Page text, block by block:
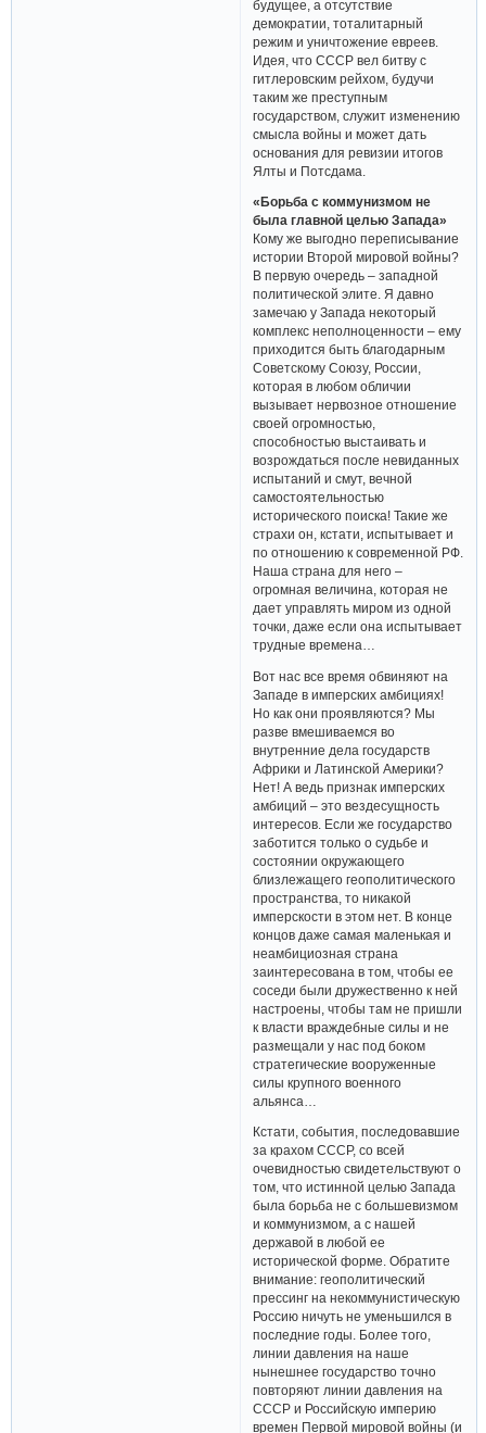
будущее, а отсутствие
демократии, тоталитарный
режим и уничтожение евреев.
Идея, что СССР вел битву с
гитлеровским рейхом, будучи
таким же преступным
государством, служит изменению
смысла войны и может дать
основания для ревизии итогов
Ялты и Потсдама.
«Борьба с коммунизмом не
была главной целью Запада»
Кому же выгодно переписывание
истории Второй мировой войны?
В первую очередь – западной
политической элите. Я давно
замечаю у Запада некоторый
комплекс неполноценности – ему
приходится быть благодарным
Советскому Союзу, России,
которая в любом обличии
вызывает нервозное отношение
своей огромностью,
способностью выстаивать и
возрождаться после невиданных
испытаний и смут, вечной
самостоятельностью
исторического поиска! Такие же
страхи он, кстати, испытывает и
по отношению к современной РФ.
Наша страна для него –
огромная величина, которая не
дает управлять миром из одной
точки, даже если она испытывает
трудные времена…
Вот нас все время обвиняют на
Западе в имперских амбициях!
Но как они проявляются? Мы
разве вмешиваемся во
внутренние дела государств
Африки и Латинской Америки?
Нет! А ведь признак имперских
амбиций – это вездесущность
интересов. Если же государство
заботится только о судьбе и
состоянии окружающего
близлежащего геополитического
пространства, то никакой
имперскости в этом нет. В конце
концов даже самая маленькая и
неамбициозная страна
заинтересована в том, чтобы ее
соседи были дружественно к ней
настроены, чтобы там не пришли
к власти враждебные силы и не
размещали у нас под боком
стратегические вооруженные
силы крупного военного
альянса…
Кстати, события, последовавшие
за крахом СССР, со всей
очевидностью свидетельствуют о
том, что истинной целью Запада
была борьба не с большевизмом
и коммунизмом, а с нашей
державой в любой ее
исторической форме. Обратите
внимание: геополитический
прессинг на некоммунистическую
Россию ничуть не уменьшился в
последние годы. Более того,
линии давления на наше
нынешнее государство точно
повторяют линии давления на
СССР и Российскую империю
времен Первой мировой войны (и